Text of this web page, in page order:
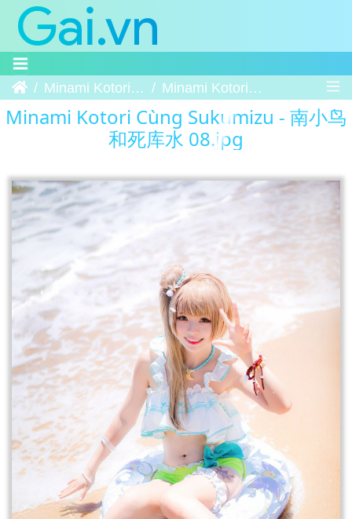
Trang chủMinami Kotori Cùng Sukumizu - 南小鸟和死库水 Minami Kotori Cùng Sukumizu - 南小鸟和死库水 08
Minami Kotori Cùng Sukumizu - 南小鸟
和死库水 08.jpg